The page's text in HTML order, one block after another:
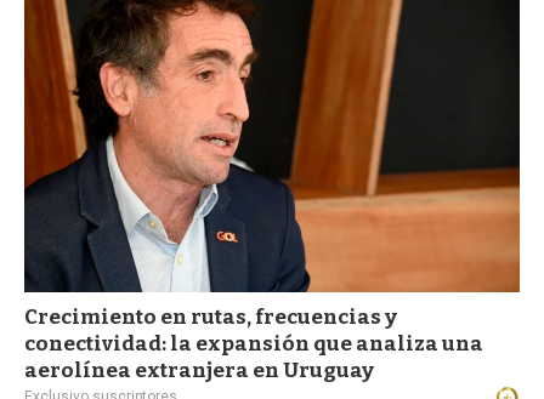
Crecimiento en rutas, frecuencias y
conectividad: la expansión que analiza una
aerolínea extranjera en Uruguay